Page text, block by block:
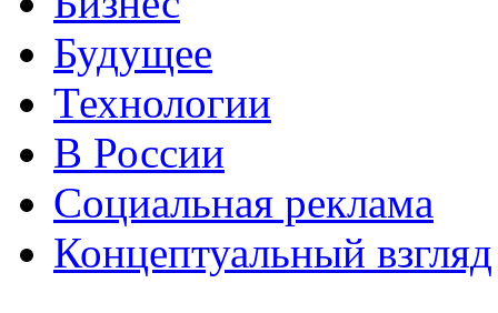
Будущее
Технологии
В России
Социальная реклама
Концептуальный взгляд